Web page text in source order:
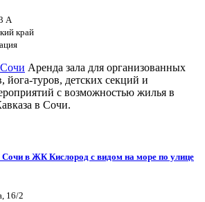
А
край
Аренда зала для организованных
йога-туров, детских секций и
с возможностью жилья в
в Сочи.
Сочи в ЖК Кислород с видом на море по улице
16/2